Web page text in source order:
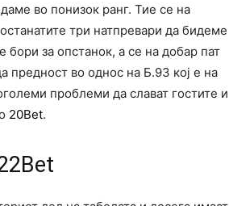
во понизок ранг. Тие се на
три натпревари да бидеме
бори за опстанок, а се на добар пат
предност во однос на Б.93 кој е на
проблеми да слават гостите и
20Bet.